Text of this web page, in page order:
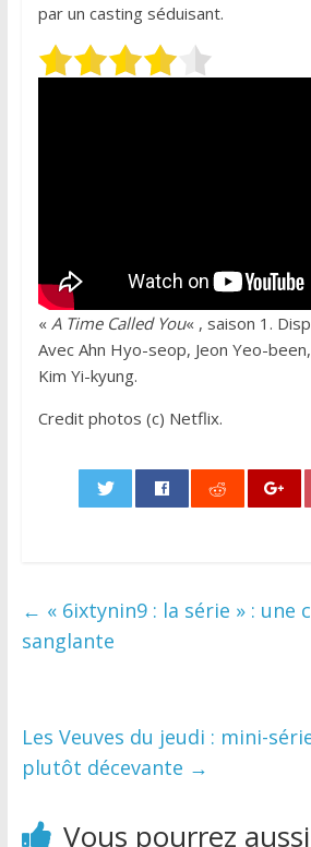
par un casting séduisant.
« A Time Called You« , saison 1.
Avec Ahn Hyo-seop, Jeon Yeo-
Kim Yi-kyung.
Credit photos (c) Netflix.
← « 6ixtynin9 : la série » : une
sanglante
Les Veuves du jeudi : mini-
plutôt décevante →
Vous pourrez